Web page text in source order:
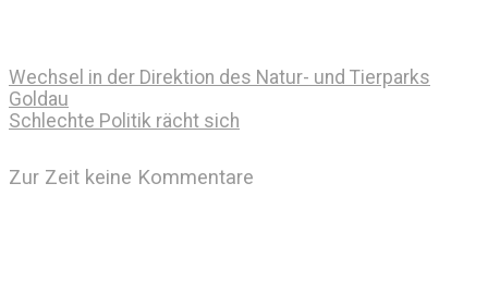
Wechsel in der Direktion des Natur- und Tierparks
Goldau
Schlechte Politik rächt sich
Zur Zeit keine Kommentare